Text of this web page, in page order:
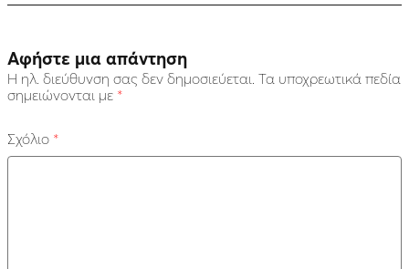
Αφήστε μια απάντηση
Η ηλ. διεύθυνση σας δεν δημοσιεύεται. Τα υποχρεωτικά πεδία
σημειώνονται με *
Σχόλιο *